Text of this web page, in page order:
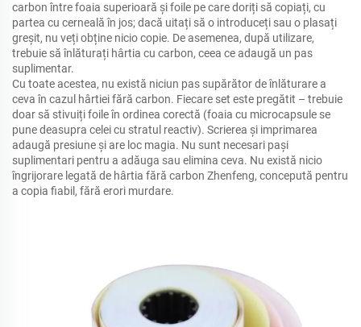
carbon între foaia superioară și foile pe care doriți să copiați, cu
partea cu cerneală în jos; dacă uitați să o introduceți sau o plasați
greșit, nu veți obține nicio copie. De asemenea, după utilizare,
trebuie să înlăturați hârtia cu carbon, ceea ce adaugă un pas
suplimentar.
Cu toate acestea, nu există niciun pas supărător de înlăturare a
ceva în cazul hârtiei fără carbon. Fiecare set este pregătit – trebuie
doar să stivuiți foile în ordinea corectă (foaia cu microcapsule se
pune deasupra celei cu stratul reactiv). Scrierea și imprimarea
adaugă presiune și are loc magia. Nu sunt necesari pași
suplimentari pentru a adăuga sau elimina ceva. Nu există nicio
îngrijorare legată de hârtia fără carbon Zhenfeng, concepută pentru
a copia fiabil, fără erori murdare.